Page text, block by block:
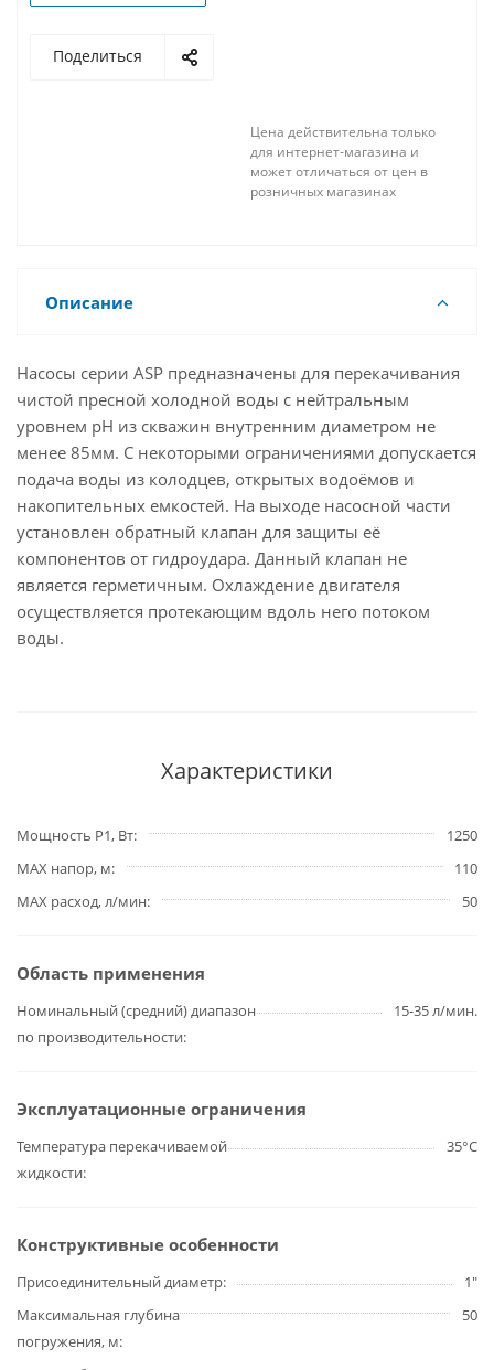
Поделиться
Цена действительна только
для интернет-магазина и
может отличаться от цен в
розничных магазинах
Описание
Насосы серии ASP предназначены для перекачивания
чистой пресной холодной воды с нейтральным
уровнем pH из скважин внутренним диаметром не
менее 85мм. С некоторыми ограничениями допускается
подача воды из колодцев, открытых водоёмов и
накопительных емкостей. На выходе насосной части
установлен обратный клапан для защиты её
компонентов от гидроудара. Данный клапан не
является герметичным. Охлаждение двигателя
осуществляется протекающим вдоль него потоком
воды.
Характеристики
Мощность P1, Вт
1250
MAX напор, м
110
MAX расход, л/мин
50
Область применения
Номинальный (средний) диапазон
по производительности
15-35 л/мин.
Эксплуатационные ограничения
Температура перекачиваемой
жидкости
35°С
Конструктивные особенности
Присоединительный диаметр
1"
Максимальная глубина
погружения, м
50